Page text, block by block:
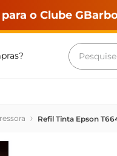
para o Clube
Pesquise
Refil Tinta Epson
Termos